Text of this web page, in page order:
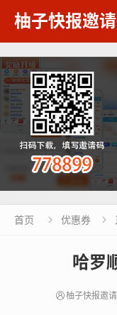
柚子快报邀
首页  优惠券 
哈罗
柚子快报邀